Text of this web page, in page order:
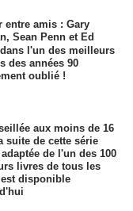
entre amis : Gary
Sean Penn et Ed
l'un des meilleurs
des années 90
oublié !
aux moins de 16
suite de cette série
de l'un des 100
livres de tous les
disponible